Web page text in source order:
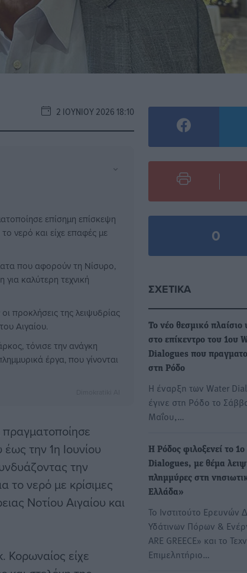
2 ΙΟΥΝΊΟΥ 2026 18:10
⌄
επίσημη επίσκεψη
νερό και είχε επαφές με
που αφορούν τη Νίσυρο,
καλύτερη τεχνική
προκλήσεις της λειψυδρίας
Αιγαίου.
τόνισε την ανάγκη
έργα, που γίνονται
την 1η Ιουνίου
την
το νερό με κρίσιμες
Νοτίου Αιγαίου και
είχε
0
ΣΧΕΤΙΚΆ
Το νέο θεσμικό πλαίσιο
στο επίκεντρο του 1ου
Dialogues που
στη Ρόδο
Η έναρξη των Water
έγινε στη Ρόδο το
Μαΐου,…
Η Ρόδος φιλοξενεί το
Dialogues, με θέμα
πλημμύρες στη
Ελλάδα»
Το Ινστιτούτο Ερευνών
Υδάτινων Πόρων &
ARE GREECE» και το
Επιμελητήριο…